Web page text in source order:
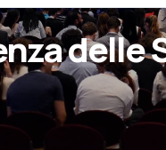
delle